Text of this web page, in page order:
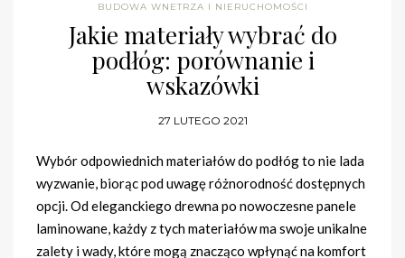
BUDOWA WNETRZA I NIERUCHOMOŚCI
Jakie materiały wybrać do
podłóg: porównanie i
wskazówki
27 LUTEGO 2021
Wybór odpowiednich materiałów do podłóg to nie lada
wyzwanie, biorąc pod uwagę różnorodność dostępnych
opcji. Od eleganckiego drewna po nowoczesne panele
laminowane, każdy z tych materiałów ma swoje unikalne
zalety i wady, które mogą znacząco wpłynąć na komfort